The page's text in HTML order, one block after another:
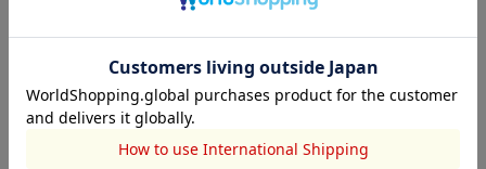
TOPICS